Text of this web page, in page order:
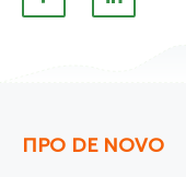
ПРО DE NOVO